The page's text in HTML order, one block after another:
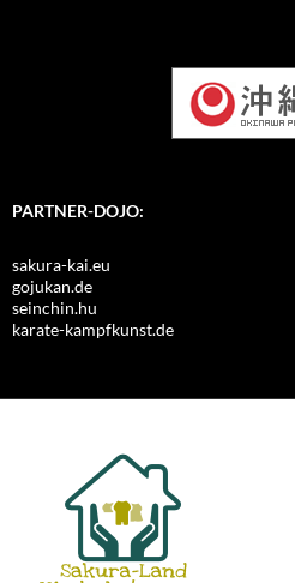
PARTNER-DOJO:
sakura-kai.eu
gojukan.de
seinchin.hu
karate-kampfkunst.de